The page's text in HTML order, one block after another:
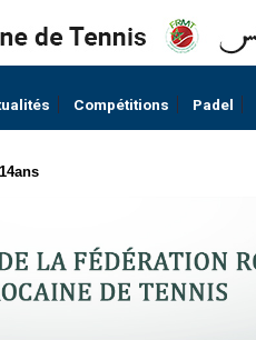
Compétitions Padel